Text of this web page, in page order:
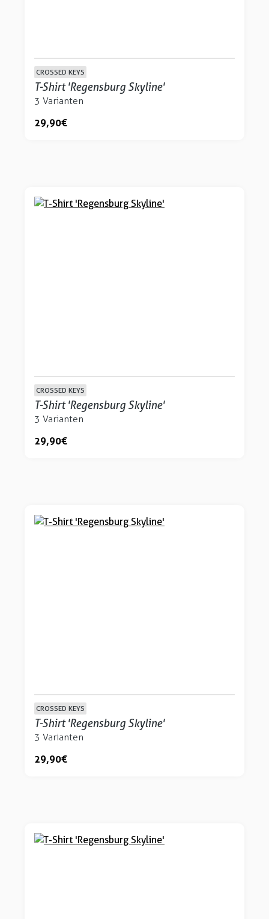
CROSSED KEYS
T-Shirt 'Regensburg Skyline'
3 Varianten
29,90 €
CROSSED KEYS
T-Shirt 'Regensburg Skyline'
3 Varianten
29,90 €
CROSSED KEYS
T-Shirt 'Regensburg Skyline'
3 Varianten
29,90 €